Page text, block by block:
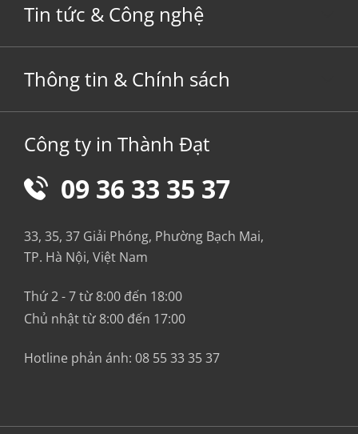
Tin tức & Công nghệ
Thông tin & Chính sách
Công ty in Thành Đạt
09 36 33 35 37
33, 35, 37 Giải Phóng, Phường Bạch Mai,
TP. Hà Nội, Việt Nam
Thứ 2 - 7 từ 8:00 đến 18:00
Chủ nhật từ 8:00 đến 17:00
Hotline phản ánh: 08 55 33 35 37